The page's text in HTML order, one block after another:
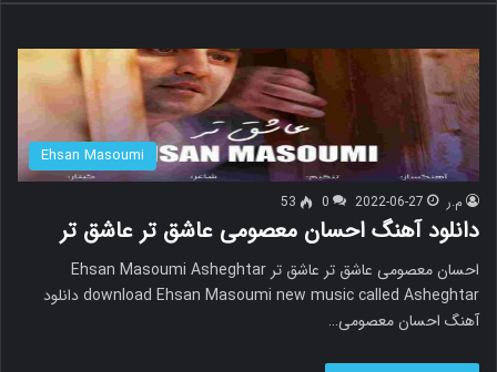
Ehsan Masoumi
م.ر 2022-06-27
0
53
دانلود آهنگ احسان معصومی عاشق تر عاشق تر
احسان معصومی عاشق تر عاشق تر Ehsan Masoumi Asheghtar
download Ehsan Masoumi new music called Asheghtar دانلود
آهنگ احسان معصومی…